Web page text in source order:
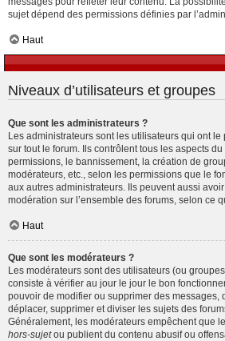
sujet dépend des permissions définies par
Haut
Niveaux d’utilisateurs et groupes
Que sont les administrateurs ?
Les administrateurs sont les utilisateurs qui ont
sur tout le forum. Ils contrôlent tous les aspects
permissions, le bannissement, la création de
modérateurs, etc., selon les permissions que le
aux autres administrateurs. Ils peuvent aussi
modération sur l’ensemble des forums, selon ce
Haut
Que sont les modérateurs ?
Les modérateurs sont des utilisateurs (ou
consiste à vérifier au jour le jour le bon
pouvoir de modifier ou supprimer des messages,
déplacer, supprimer et diviser les sujets des
Généralement, les modérateurs empêchent que
hors-sujetou publient du contenu abusif ou